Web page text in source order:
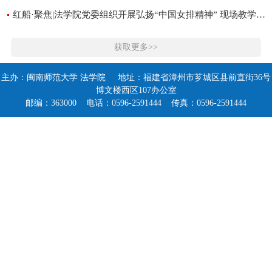
红船·聚焦|法学院党委组织开展弘扬“中国女排精神” 现场教学主题党日活动
获取更多>>
主办：闽南师范大学 法学院 地址：福建省漳州市芗城区县前直街36号
博文楼西区107办公室
邮编：363000 电话：0596-2591444 传真：0596-2591444